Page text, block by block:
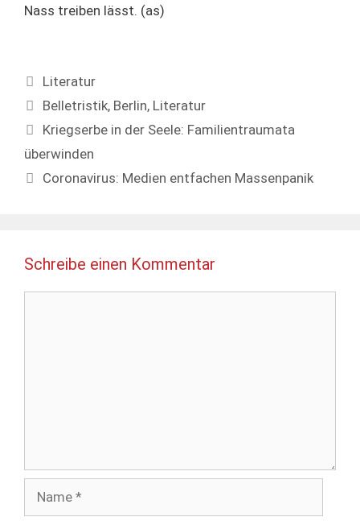
Nass treiben lässt. (as)
Kategorien
Literatur
Schlagwörter
Belletristik, Berlin, Literatur
Kriegserbe in der Seele: Familientraumata
überwinden
Coronavirus: Medien entfachen Massenpanik
Schreibe einen Kommentar